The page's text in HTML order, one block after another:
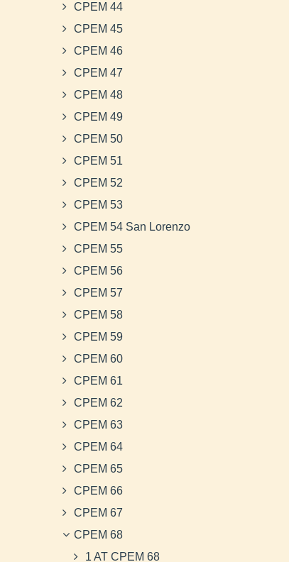
CPEM 44
CPEM 45
CPEM 46
CPEM 47
CPEM 48
CPEM 49
CPEM 50
CPEM 51
CPEM 52
CPEM 53
CPEM 54 San Lorenzo
CPEM 55
CPEM 56
CPEM 57
CPEM 58
CPEM 59
CPEM 60
CPEM 61
CPEM 62
CPEM 63
CPEM 64
CPEM 65
CPEM 66
CPEM 67
CPEM 68
1 AT CPEM 68